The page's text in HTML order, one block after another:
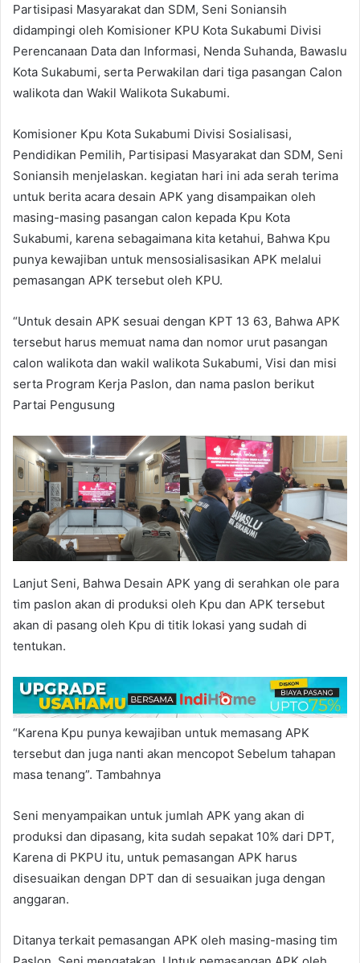
Partisipasi Masyarakat dan SDM, Seni Soniansih
didampingi oleh Komisioner KPU Kota Sukabumi Divisi
Perencanaan Data dan Informasi, Nenda Suhanda, Bawaslu
Kota Sukabumi, serta Perwakilan dari tiga pasangan Calon
walikota dan Wakil Walikota Sukabumi.
Komisioner Kpu Kota Sukabumi Divisi Sosialisasi,
Pendidikan Pemilih, Partisipasi Masyarakat dan SDM, Seni
Soniansih menjelaskan. kegiatan hari ini ada serah terima
untuk berita acara desain APK yang disampaikan oleh
masing-masing pasangan calon kepada Kpu Kota
Sukabumi, karena sebagaimana kita ketahui, Bahwa Kpu
punya kewajiban untuk mensosialisasikan APK melalui
pemasangan APK tersebut oleh KPU.
“Untuk desain APK sesuai dengan KPT 13 63, Bahwa APK
tersebut harus memuat nama dan nomor urut pasangan
calon walikota dan wakil walikota Sukabumi, Visi dan misi
serta Program Kerja Paslon, dan nama paslon berikut
Partai Pengusung
Lanjut Seni, Bahwa Desain APK yang di serahkan ole para
tim paslon akan di produksi oleh Kpu dan APK tersebut
akan di pasang oleh Kpu di titik lokasi yang sudah di
tentukan.
“Karena Kpu punya kewajiban untuk memasang APK
tersebut dan juga nanti akan mencopot Sebelum tahapan
masa tenang”. Tambahnya
Seni menyampaikan untuk jumlah APK yang akan di
produksi dan dipasang, kita sudah sepakat 10% dari DPT,
Karena di PKPU itu, untuk pemasangan APK harus
disesuaikan dengan DPT dan di sesuaikan juga dengan
anggaran.
Ditanya terkait pemasangan APK oleh masing-masing tim